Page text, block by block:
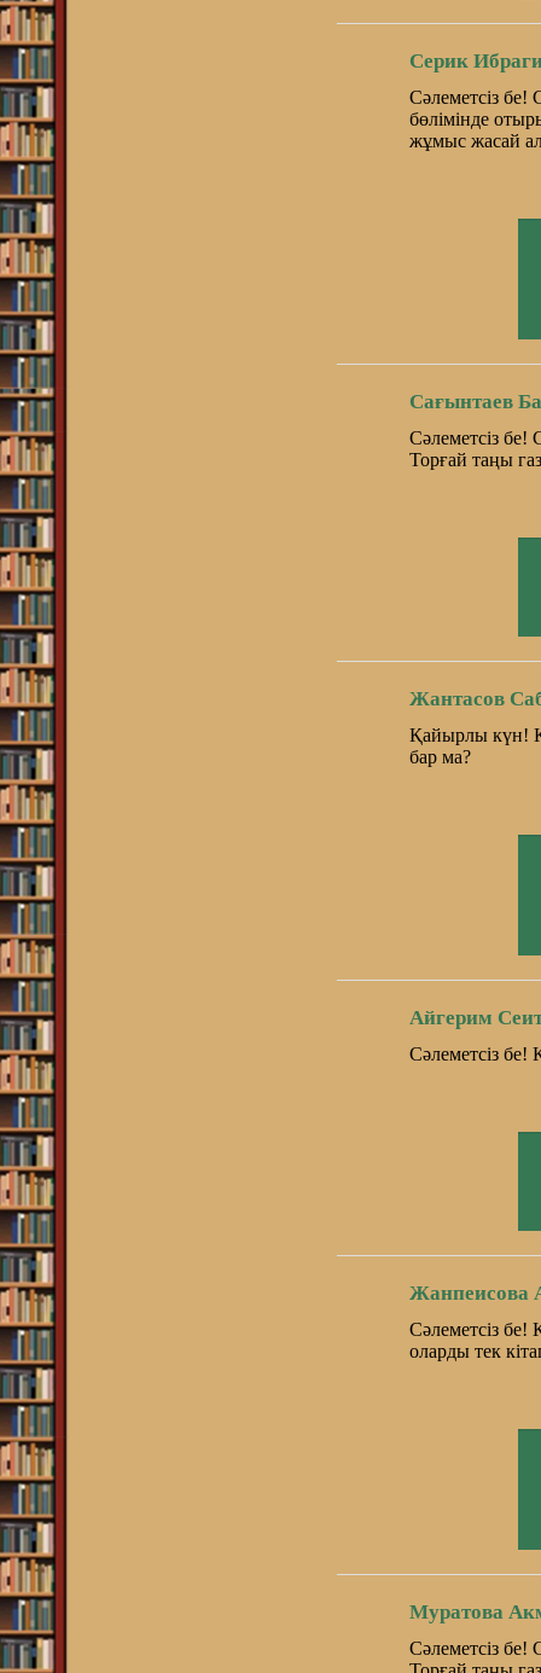
Серик
Сәлеметсіз бе!
бөлімінде
жұмыс жасай
Сағынтаев
Сәлеметсіз
Торғай таңы
Жантасов
Қайырлы күн!
бар ма?
Айгерим
Сәлеметсіз бе!
Жанпеисова
Сәлеметсіз бе!
оларды тек
Муратова
Сәлеметсіз